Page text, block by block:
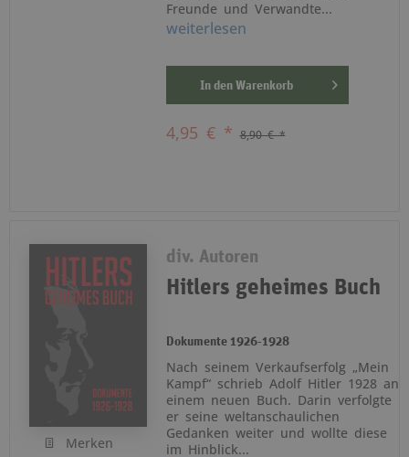
Freunde und Verwandte...
weiterlesen
In den Warenkorb
4,95 € * 8,90 € *
Merken
div. Autoren
Hitlers geheimes Buch
Dokumente 1926-1928
Nach seinem Verkaufserfolg „Mein
Kampf“ schrieb Adolf Hitler 1928 an
einem neuen Buch. Darin verfolgte
er seine weltanschaulichen
Gedanken weiter und wollte diese
im Hinblick...